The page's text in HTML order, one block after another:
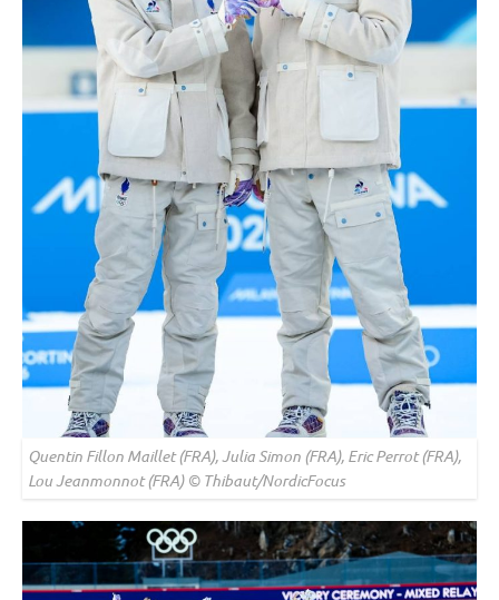
Quentin Fillon Maillet (FRA), Julia Simon (FRA), Eric Perrot (FRA),
Lou Jeanmonnot (FRA) © Thibaut/NordicFocus